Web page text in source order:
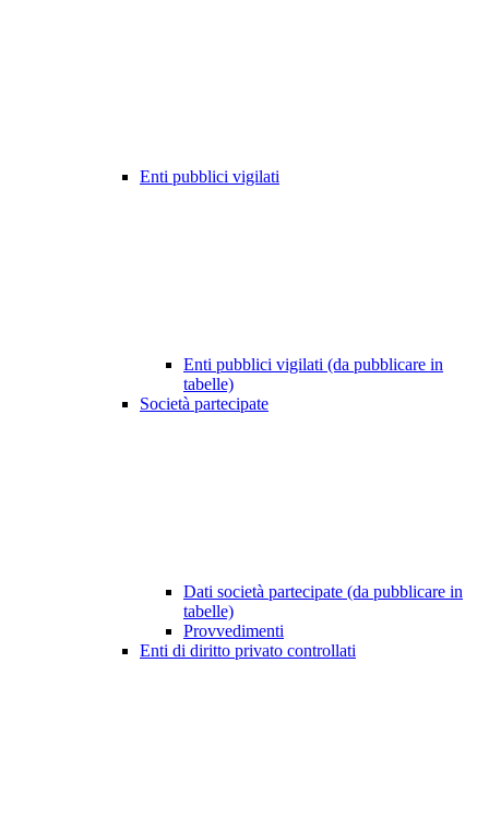
Enti pubblici vigilati
Enti pubblici vigilati (da pubblicare in
tabelle)
Società partecipate
Dati società partecipate (da pubblicare in
tabelle)
Provvedimenti
Enti di diritto privato controllati